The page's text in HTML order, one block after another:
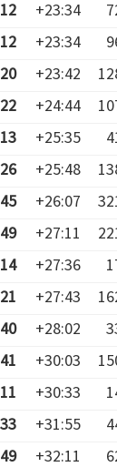
+23:34
+23:34
+23:42
+24:44
+25:35
+25:48
+26:07
+27:11
+27:36
+27:43
+28:02
+30:03
+30:33
+31:55
+32:11